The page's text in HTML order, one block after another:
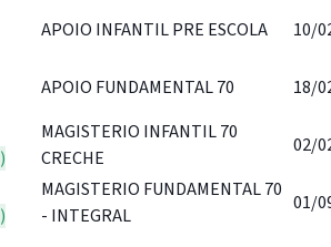
APOIO INFANTIL PRE ESCOLA 10/
APOIO FUNDAMENTAL 70 18/
MAGISTERIO INFANTIL 70
CRECHE
02/
MAGISTERIO FUNDAMENTAL 70
- INTEGRAL
01/